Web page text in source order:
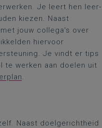
Je leert hen leer-
kiezen. Naast
jouw collega’s over
hiervoor
Je vindt er tips
te werken aan doelen uit
.
Naast doelgerichtheid